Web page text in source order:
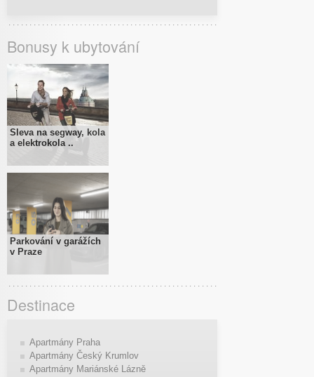
Bonusy k ubytování
Sleva na segway, kola
a elektrokola ..
Parkování v garážích
v Praze
Destinace
Apartmány Praha
Apartmány Český Krumlov
Apartmány Mariánské Lázně